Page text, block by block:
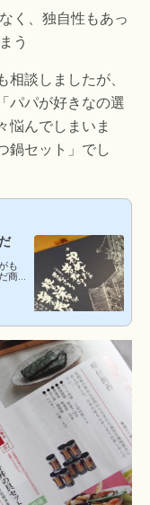
く、独自性もあっ
う
談しましたが、
パパが好きなの選
悩んでしまいま
鍋セット」でし
も
商
で
ら
と